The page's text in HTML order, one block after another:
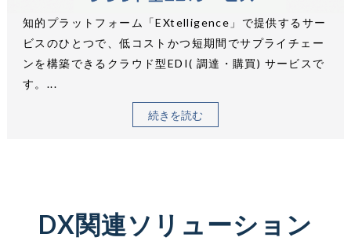
知的プラットフォーム「EXtelligence」で提供するサー
ビスのひとつで、低コストかつ短期間でサプライチェー
ンを構築できるクラウド型EDI( 調達・購買) サービスで
す。...
続きを読む
DX関連ソリューション